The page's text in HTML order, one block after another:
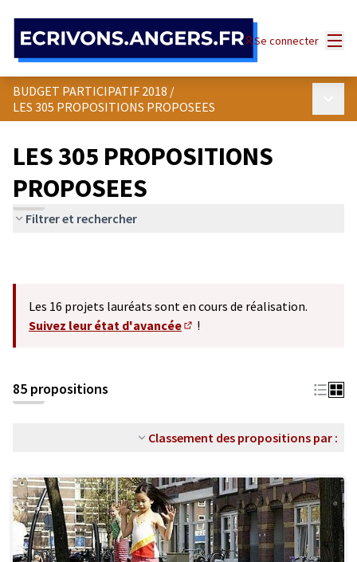
Se connecter
BUDGET PARTICIPATIF 2018 /
LES 305 PROPOSITIONS PROPOSEES
LES 305 PROPOSITIONS
PROPOSEES
Filtrer et rechercher
Les 16 projets lauréats sont en cours de réalisation.
Suivez leur état d'avancée
!
85 propositions
Classement des propositions par :